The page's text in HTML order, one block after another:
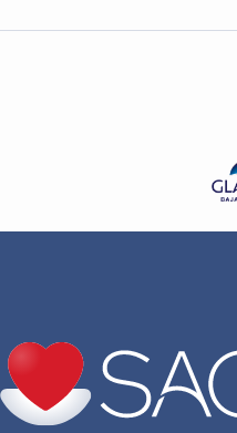
Dr. Robinson Cuadros
Dr. Jerson Quitián
Dra. Yalile Nahúm
Dra. Adriana López
Dr. Matías Manzotti
Dr. Mario Spenatto